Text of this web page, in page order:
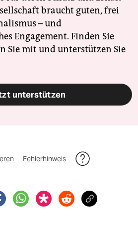
braucht guten, frei
– und
Engagement. Finden Sie
Sie mit und unterstützen Sie
unterstützen
Fehlerhinweis